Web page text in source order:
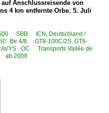
auf Anschlussreisende von
4 km entfernte Orbe. 5. Juli
·SBB· ICN Deutschland /
· Be 4/8 ·GT8-100C/2S, GT8-
·OC· Transports Vallée de
ab 2008